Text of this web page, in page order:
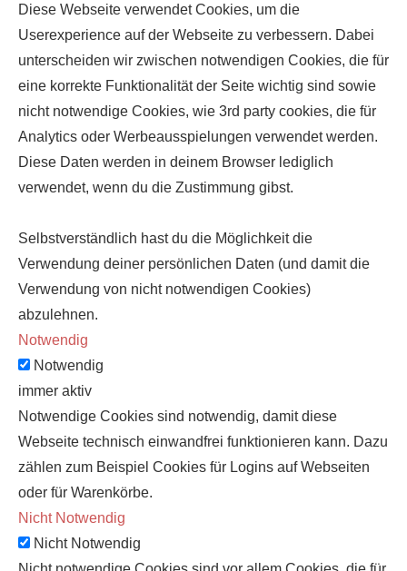
Diese Webseite verwendet Cookies, um die
Userexperience auf der Webseite zu verbessern. Dabei
unterscheiden wir zwischen notwendigen Cookies, die für
eine korrekte Funktionalität der Seite wichtig sind sowie
nicht notwendige Cookies, wie 3rd party cookies, die für
Analytics oder Werbeausspielungen verwendet werden.
Diese Daten werden in deinem Browser lediglich
verwendet, wenn du die Zustimmung gibst.
Selbstverständlich hast du die Möglichkeit die
Verwendung deiner persönlichen Daten (und damit die
Verwendung von nicht notwendigen Cookies)
abzulehnen.
Notwendig
Notwendig
immer aktiv
Notwendige Cookies sind notwendig, damit diese
Webseite technisch einwandfrei funktionieren kann. Dazu
zählen zum Beispiel Cookies für Logins auf Webseiten
oder für Warenkörbe.
Nicht Notwendig
Nicht Notwendig